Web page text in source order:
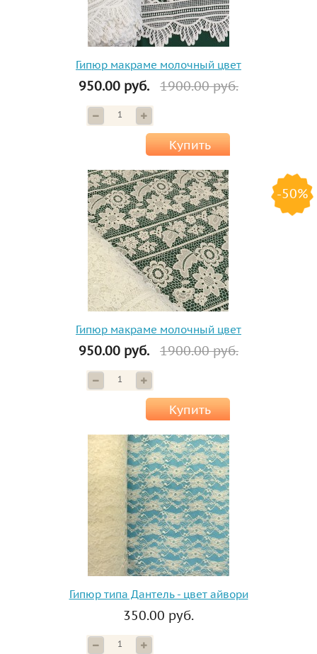
Гипюр макраме молочный цвет
950.00 руб. 1900.00 руб.
Купить
-50%
Гипюр макраме молочный цвет
950.00 руб. 1900.00 руб.
Купить
Гипюр типа Дантель - цвет айвори
350.00 руб.